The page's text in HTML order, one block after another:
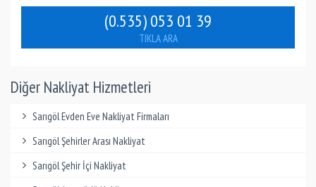
(0.535) 053 01 39
TIKLA ARA
Diğer Nakliyat Hizmetleri
Sarıgöl Evden Eve Nakliyat Firmaları
Sarıgöl Şehirler Arası Nakliyat
Sarıgöl Şehir İçi Nakliyat